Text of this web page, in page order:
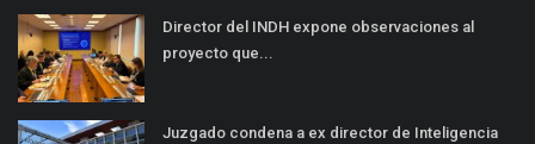
Director del INDH expone observaciones al
proyecto que...
Juzgado condena a ex director de Inteligencia